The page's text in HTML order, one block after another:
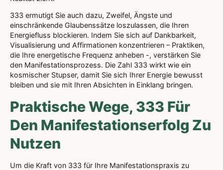
333 ermutigt Sie auch dazu, Zweifel, Ängste und
einschränkende Glaubenssätze loszulassen, die Ihren
Energiefluss blockieren. Indem Sie sich auf Dankbarkeit,
Visualisierung und Affirmationen konzentrieren – Praktiken,
die Ihre energetische Frequenz anheben -, verstärken Sie
den Manifestationsprozess. Die Zahl 333 wirkt wie ein
kosmischer Stupser, damit Sie sich Ihrer Energie bewusst
bleiben und sie mit Ihren Absichten in Einklang bringen.
Praktische Wege, 333 Für
Den Manifestationserfolg Zu
Nutzen
Um die Kraft von 333 für Ihre Manifestationspraxis zu